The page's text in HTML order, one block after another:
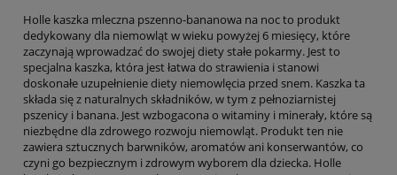
Holle kaszka mleczna pszenno-bananowa na noc to produkt
dedykowany dla niemowląt w wieku powyżej 6 miesięcy, które
zaczynają wprowadzać do swojej diety stałe pokarmy. Jest to
specjalna kaszka, która jest łatwa do strawienia i stanowi
doskonałe uzupełnienie diety niemowlęcia przed snem. Kaszka ta
składa się z naturalnych składników, w tym z pełnoziarnistej
pszenicy i banana. Jest wzbogacona o witaminy i minerały, które są
niezbędne dla zdrowego rozwoju niemowląt. Produkt ten nie
zawiera sztucznych barwników, aromatów ani konserwantów, co
czyni go bezpiecznym i zdrowym wyborem dla dziecka. Holle